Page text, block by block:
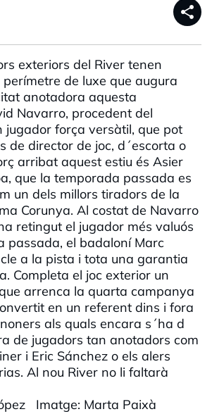
share
exteriors del River tenen
perímetre de luxe que augura
anotadora aquesta
Navarro, procedent del
jugador força versàtil, que pot
de director de joc, d´escorta o
arribat aquest estiu és Asier
que la temporada passada es
un dels millors tiradors de la
Corunya. Al costat de Navarro
retingut el jugador més valuós
passada, el badaloní Marc
a la pista i tota una garantia
Completa el joc exterior un
arrenca la quarta campanya
en un referent dins i fora
als quals encara s´ha d
de jugadors tan anotadors com
i Eric Sánchez o els alers
Al nou River no li faltarà
Imatge: Marta Paixà